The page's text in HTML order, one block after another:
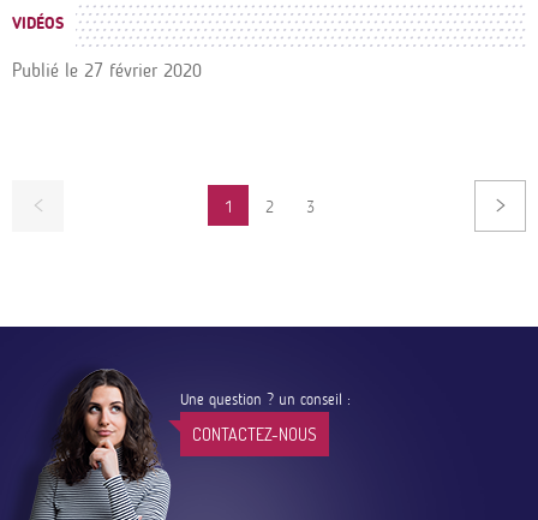
VIDÉOS
Publié le 27 février 2020
1
PAGE
2
PAGE
3
Une question ? un conseil :
CONTACTEZ-NOUS